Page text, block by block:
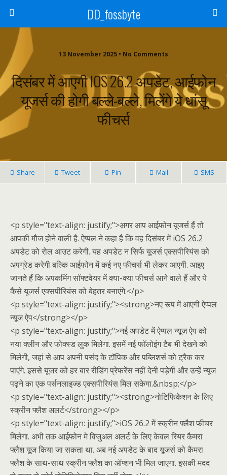
DD_fossbyte
13 November 2025 • No Comments
दिसंबर में आएगी IOS 26.2 अपडेट, आईफोन
यूजर्स की होगी बल्ले-बल्ले, मिलेंगे ये धांसू
फीचर्स
Share Tweet Pin Mail SMS
<p style="text-align: justify;">अगर आप आईफोन यूजर्स हैं तो
आपकी मौज होने वाली है. ऐप्पल ने कहा है कि वह दिसंबर में iOS 26.2
अपडेट को रोल आउट करेगी. यह अपडेट न सिर्फ यूजर्स एक्सपीरियंस को
अपग्रेड करेगी बल्कि आईफोन में कई नए फीचर्स भी लेकर आएगी. आइए
जानते हैं कि अपकमिंग सॉफ्टवेयर में क्या-क्या फीचर्स आने वाले हैं और ये
कैसे यूजर्स एक्सपीरियंस को बेहतर बनाएंगे.</p>
<p style="text-align: justify;"><strong>नए रूप में आएगी ऐप्पल
न्यूज ऐप</strong></p>
<p style="text-align: justify;">नई अपडेट में ऐप्पल न्यूज ऐप को
नया क्लीन और फोक्स्ड लुक मिलेगा. इसमें नई फॉलोइंग टैब भी देखने को
मिलेगी, जहां से आप अपनी पसंद के टॉपिक और पब्लिशर्स को ट्रैक कर
पाएंगे. इससे यूजर को हर बार रीडिंग प्रेफरेंस नहीं देनी पड़ेगी और उन्हें न्यूज
पढ़ने का एक पर्सनलाइज्ड एक्सपीरियंस मिल सकेगा.&nbsp;</p>
<p style="text-align: justify;"><strong>नोटिफिकेशन के लिए
स्क्रीन फ्लैश अलर्ट</strong></p>
<p style="text-align: justify;">iOS 26.2 में स्क्रीन फ्लैश फीचर
मिलेगा. अभी तक आईफोन मे विजुअल अलर्ट के लिए केवल रियर कैमरा
फ्लैश यूज किया जा सकता था. अब नई अपडेट के बाद यूजर्स को कैमरा
फ्लैश के साथ-साथ स्क्रीन फ्लैश का ऑप्शन भी मिल जाएगा. इसकी मदद